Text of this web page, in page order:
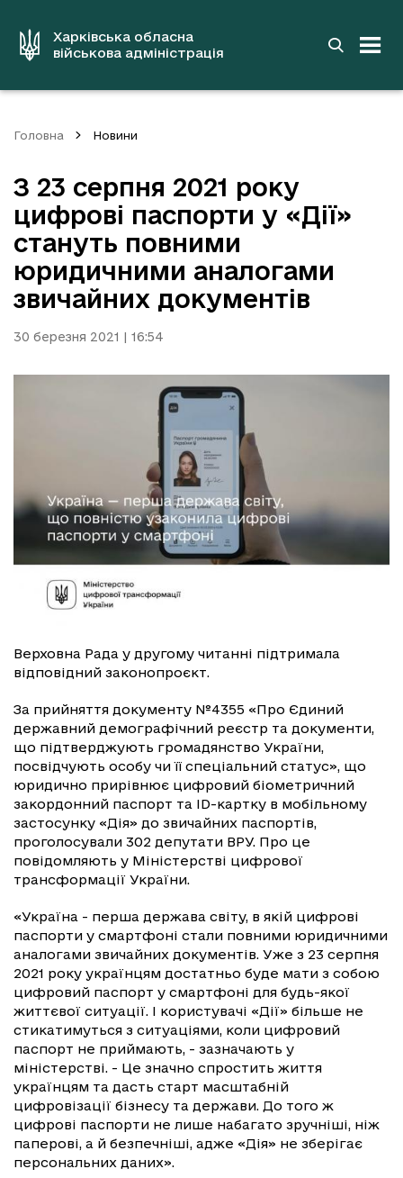
вмістуХарківська обласна
військова адміністрація
Головна Новини
З 23 серпня 2021 року
цифрові паспорти у «Дії»
стануть повними
юридичними аналогами
звичайних документів
30 березня 2021 | 16:54
Верховна Рада у другому читанні підтримала
відповідний законопроєкт.
За прийняття документу №4355 «Про Єдиний
державний демографічний реєстр та документи,
що підтверджують громадянство України,
посвідчують особу чи її спеціальний статус», що
юридично прирівнює цифровий біометричний
закордонний паспорт та ID-картку в мобільному
застосунку «Дія» до звичайних паспортів,
проголосували 302 депутати ВРУ. Про це
повідомляють у Міністерстві цифрової
трансформації України.
«Україна - перша держава світу, в якій цифрові
паспорти у смартфоні стали повними юридичними
аналогами звичайних документів. Уже з 23 серпня
2021 року українцям достатньо буде мати з собою
цифровий паспорт у смартфоні для будь-якої
життєвої ситуації. І користувачі «Дії» більше не
стикатимуться з ситуаціями, коли цифровий
паспорт не приймають, - зазначають у
міністерстві. - Це значно спростить життя
українцям та дасть старт масштабній
цифровізації бізнесу та держави. До того ж
цифрові паспорти не лише набагато зручніші, ніж
паперові, а й безпечніші, адже «Дія» не зберігає
персональних даних».